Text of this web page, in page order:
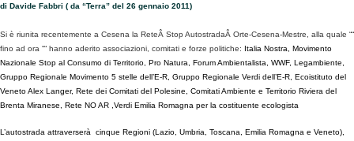
di Davide Fabbri ( da “Terra” del 26 gennaio 2011)
Si è riunita recentemente a Cesena la ReteÂ Stop AutostradaÂ Orte-Cesena-Mestre, alla quale ““
fino ad ora ““ hanno aderito associazioni, comitati e forze politiche: Italia Nostra, Movimento
Nazionale Stop al Consumo di Territorio, Pro Natura, Forum Ambientalista, WWF, Legambiente,
Gruppo Regionale Movimento 5 stelle dell’E-R, Gruppo Regionale Verdi dell’E-R, Ecoistituto del
Veneto Alex Langer, Rete dei Comitati del Polesine, Comitati Ambiente e Territorio Riviera del
Brenta Miranese, Rete NO AR ,Verdi Emilia Romagna per la costituente ecologista
L’autostrada attraverserà cinque Regioni (Lazio, Umbria, Toscana, Emilia Romagna e Veneto),